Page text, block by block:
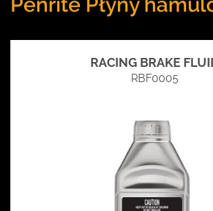
RACING BRAKE
RBF0005